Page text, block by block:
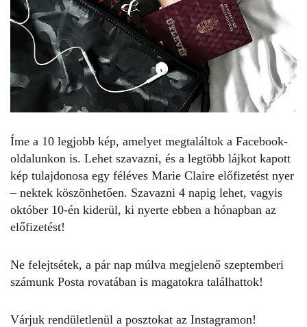
Íme a 10 legjobb kép, amelyet megtaláltok a Facebook-
oldalunkon is. Lehet szavazni, és a legtöbb lájkot kapott
kép tulajdonosa egy féléves Marie Claire előfizetést nyer
– nektek köszönhetően. Szavazni 4 napig lehet, vagyis
október 10-én kiderül, ki nyerte ebben a hónapban az
előfizetést!
Ne felejtsétek, a pár nap múlva megjelenő szeptemberi
számunk Posta rovatában is magatokra találhattok!
Várjuk rendületlenül a posztokat az Instagramon!